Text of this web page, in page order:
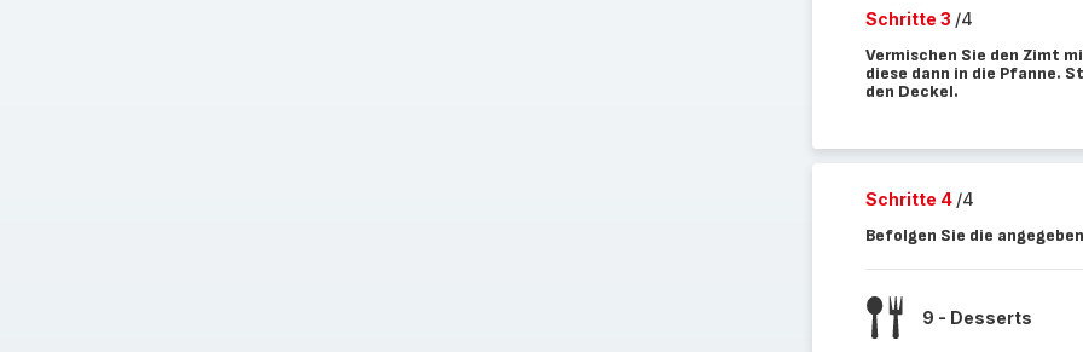
Schritte 3 /4
Vermischen Sie den Zimt
diese dann in die Pfanne.
den Deckel.
Schritte 4 /4
Befolgen Sie die
9 - Desserts